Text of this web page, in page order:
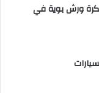
ورش بوية في